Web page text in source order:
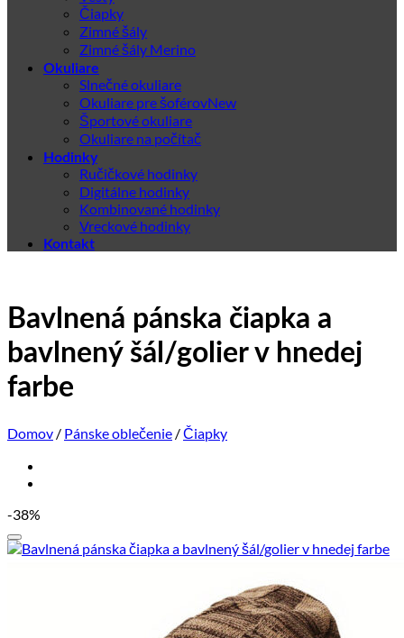
Čiapky
Zimné šály
Zimné šály Merino
Okuliare
Slnečné okuliare
Okuliare pre šoférov
Športové okuliare
Okuliare na počítač
Hodinky
Ručičkové hodinky
Digitálne hodinky
Kombinované hodinky
Vreckové hodinky
Kontakt
Bavlnená pánska čiapka a
bavlnený šál/golier v hnedej
farbe
Domov / Pánske oblečenie /Čiapky
-38%